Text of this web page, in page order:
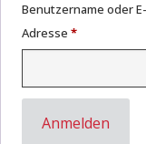
Benutzername oder
Adresse *
Anmelden